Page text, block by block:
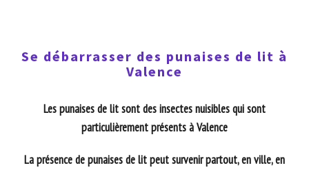
Se débarrasser des punaises de lit à
Valence
Les punaises de lit sont des insectes nuisibles qui sont
particulièrement présents à Valence
La présence de punaises de lit peut survenir partout, en ville, en